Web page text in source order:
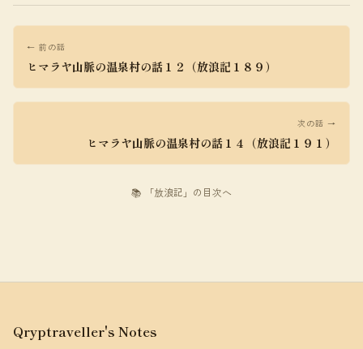
← 前の話
ヒマラヤ山脈の温泉村の話１２（放浪記１８９）
次の話 →
ヒマラヤ山脈の温泉村の話１４（放浪記１９１）
📚 「放浪記」の目次へ
Qryptraveller's Notes